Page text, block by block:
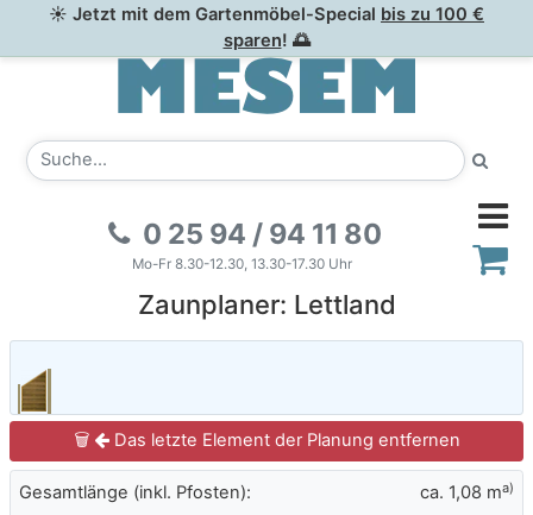
☀ Jetzt mit dem Gartenmöbel-Special bis zu 100 €
sparen! 🌅
0 25 94 / 94 11 80
Mo-Fr 8.30-12.30, 13.30-17.30 Uhr
Zaunplaner: Lettland
🗑 Das letzte Element der Planung entfernen
Gesamtlänge (inkl. Pfosten): ca. 1,08 ma)